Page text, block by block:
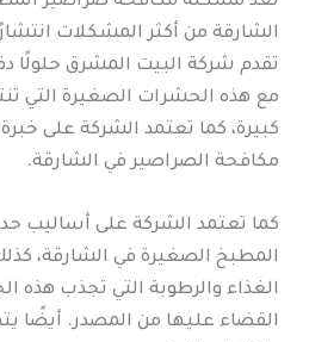
الشارقة من أكثر المشكلات
تقدم شركة البيت المشرق حلولًا
مع هذه الحشرات الصغيرة التي
كبيرة، كما تعتمد الشركة على
مكافحة الصراصير في الشارقة.
كما تعتمد الشركة على أساليب
المطبخ الصغيرة في الشارقة،
الغذاء والرطوبة التي تجذب هذه
القضاء عليها من المصدر. أيضًا